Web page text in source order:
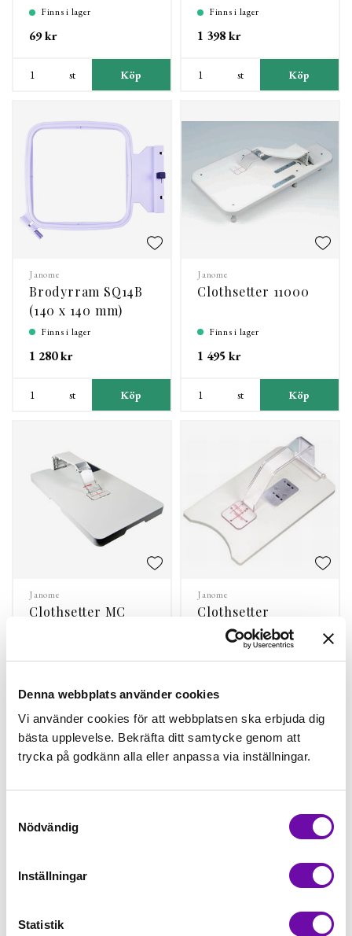
Denna webbplats använder cookies
Vi använder cookies för att webbplatsen ska erbjuda dig
bästa upplevelse. Bekräfta ditt samtycke genom att
trycka på godkänn alla eller anpassa via inställningar.
Nödvändig
Inställningar
Statistik
Finns i lager
69 kr
st Köp
Finns i lager
1 398 kr
st Köp
Janome
Brodyrram SQ14B
(140 x 140 mm)
Finns i lager
1 280 kr
st Köp
Janome
Clothsetter 11000
Finns i lager
1 495 kr
st Köp
Janome
Clothsetter MC
st Köp
Janome
Clothsetter
MC300-10001 (ej
MC 500 & 9900)
Finns i lager
st Köp
Digitizer CutWork